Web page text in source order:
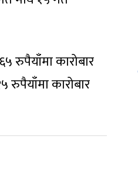
रुपैयाँमा कारोबार
कारोबार